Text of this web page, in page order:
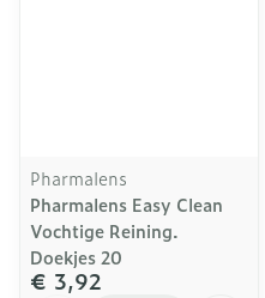
Pharmalens
Pharmalens Easy Clean
Vochtige Reining.
Doekjes 20
€ 3,92